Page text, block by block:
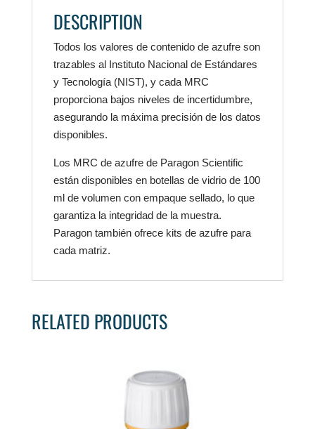
DESCRIPTION
Todos los valores de contenido de azufre son
trazables al Instituto Nacional de Estándares
y Tecnología (NIST), y cada MRC
proporciona bajos niveles de incertidumbre,
asegurando la máxima precisión de los datos
disponibles.
Los MRC de azufre de Paragon Scientific
están disponibles en botellas de vidrio de 100
ml de volumen con empaque sellado, lo que
garantiza la integridad de la muestra.
Paragon también ofrece kits de azufre para
cada matriz.
RELATED PRODUCTS